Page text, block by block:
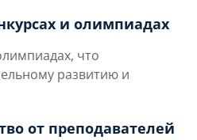
и олимпиадах
что
развитию и
от преподавателей